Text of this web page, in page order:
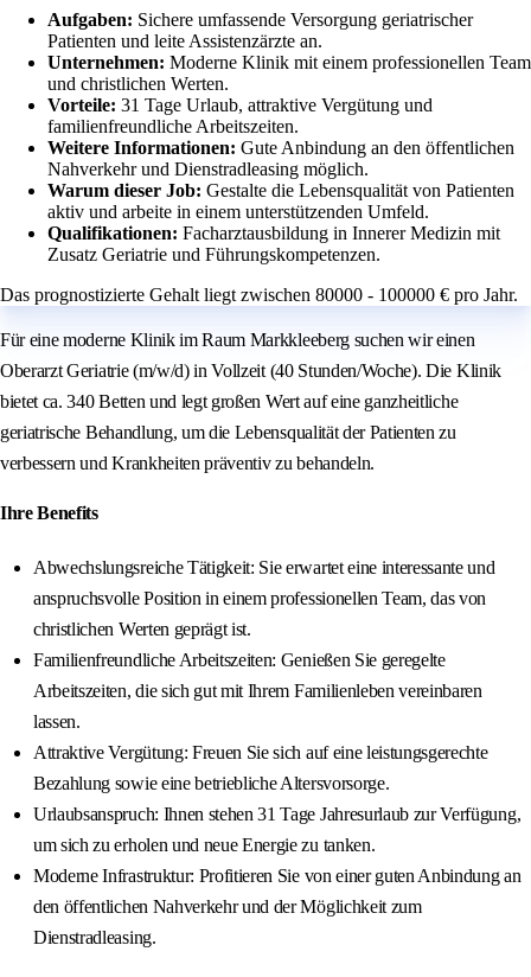
Aufgaben: Sichere umfassende Versorgung geriatrischer
Patienten und leite Assistenzärzte an.
Unternehmen: Moderne Klinik mit einem professionellen Team
und christlichen Werten.
Vorteile: 31 Tage Urlaub, attraktive Vergütung und
familienfreundliche Arbeitszeiten.
Weitere Informationen: Gute Anbindung an den öffentlichen
Nahverkehr und Dienstradleasing möglich.
Warum dieser Job: Gestalte die Lebensqualität von Patienten
aktiv und arbeite in einem unterstützenden Umfeld.
Qualifikationen: Facharztausbildung in Innerer Medizin mit
Zusatz Geriatrie und Führungskompetenzen.
Das prognostizierte Gehalt liegt zwischen 80000 - 100000 € pro Jahr.
Für eine moderne Klinik im Raum Markkleeberg suchen wir einen
Oberarzt Geriatrie (m/w/d) in Vollzeit (40 Stunden/Woche). Die Klinik
bietet ca. 340 Betten und legt großen Wert auf eine ganzheitliche
geriatrische Behandlung, um die Lebensqualität der Patienten zu
verbessern und Krankheiten präventiv zu behandeln.
Ihre Benefits
Abwechslungsreiche Tätigkeit: Sie erwartet eine interessante und
anspruchsvolle Position in einem professionellen Team, das von
christlichen Werten geprägt ist.
Familienfreundliche Arbeitszeiten: Genießen Sie geregelte
Arbeitszeiten, die sich gut mit Ihrem Familienleben vereinbaren
lassen.
Attraktive Vergütung: Freuen Sie sich auf eine leistungsgerechte
Bezahlung sowie eine betriebliche Altersvorsorge.
Urlaubsanspruch: Ihnen stehen 31 Tage Jahresurlaub zur Verfügung,
um sich zu erholen und neue Energie zu tanken.
Moderne Infrastruktur: Profitieren Sie von einer guten Anbindung an
den öffentlichen Nahverkehr und der Möglichkeit zum
Dienstradleasing.